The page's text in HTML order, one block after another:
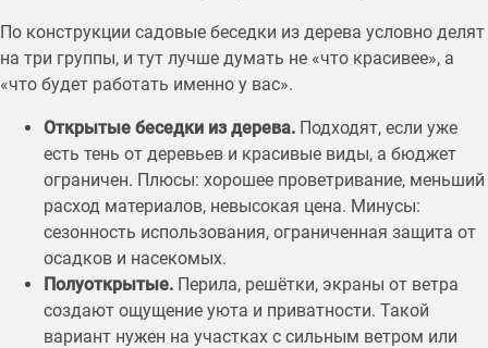
По конструкции садовые беседки из дерева условно делят
на три группы, и тут лучше думать не «что красивее», а
«что будет работать именно у вас».
Открытые беседки из дерева. Подходят, если уже
есть тень от деревьев и красивые виды, а бюджет
ограничен. Плюсы: хорошее проветривание, меньший
расход материалов, невысокая цена. Минусы:
сезонность использования, ограниченная защита от
осадков и насекомых.
Полуоткрытые. Перила, решётки, экраны от ветра
создают ощущение уюта и приватности. Такой
вариант нужен на участках с сильным ветром или